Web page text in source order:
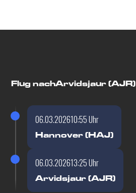
Flug nachArvidsjaur (AJR)
06.03.202610:55 Uhr
Hannover (HAJ)
06.03.202613:25 Uhr
Arvidsjaur (AJR)